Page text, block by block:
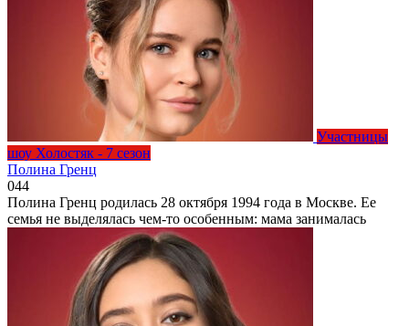
Участницы
шоу Холостяк - 7 сезон
Полина Гренц
044
Полина Гренц родилась 28 октября 1994 года в Москве. Ее
семья не выделялась чем-то особенным: мама занималась